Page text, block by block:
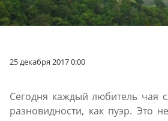
25 декабря 2017 0:00
Сегодня каждый любитель чая
разновидности, как пуэр. Это